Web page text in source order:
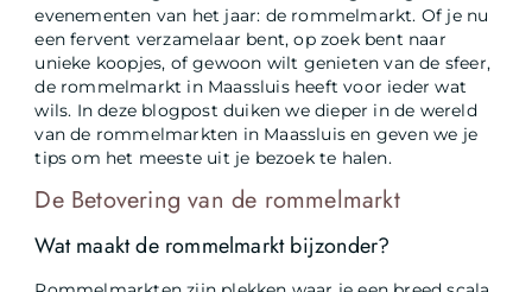
evenementen van het jaar: de rommelmarkt. Of je nu
een fervent verzamelaar bent, op zoek bent naar
unieke koopjes, of gewoon wilt genieten van de sfeer,
de rommelmarkt in Maassluis heeft voor ieder wat
wils. In deze blogpost duiken we dieper in de wereld
van de rommelmarkten in Maassluis en geven we je
tips om het meeste uit je bezoek te halen.
De Betovering van de rommelmarkt
Wat maakt de rommelmarkt bijzonder?